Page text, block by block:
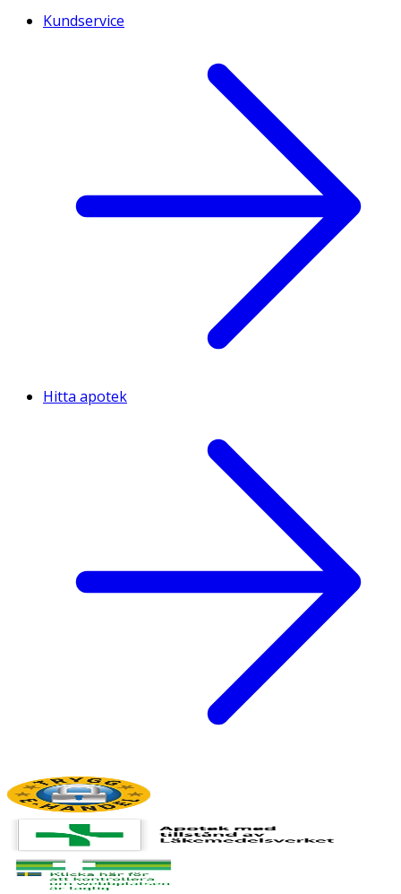
Kundservice
Hitta apotek